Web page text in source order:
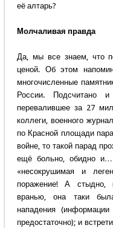
её алтарь?
Молчаливая правда
Да, мы все знаем, что
ценой. Об этом
многочисленные
России. Подсчитано
перевалившее за 27
коллеги, военного
по Красной площади
войне, то такой парад
ещё больно, обидно
«несокрушимая и
поражение! А стыдно,
вранью, она таки
нападения
предостаточно); и